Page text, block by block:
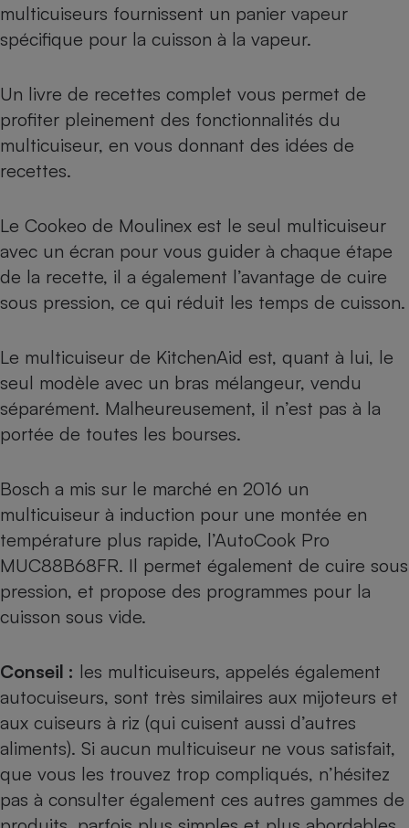
multicuiseurs fournissent un panier vapeur
spécifique pour la cuisson à la vapeur.
Un livre de recettes complet vous permet de
profiter pleinement des fonctionnalités du
multicuiseur, en vous donnant des idées de
recettes.
Le Cookeo de Moulinex est le seul multicuiseur
avec un écran pour vous guider à chaque étape
de la recette, il a également l’avantage de cuire
sous pression, ce qui réduit les temps de cuisson.
Le multicuiseur de KitchenAid est, quant à lui, le
seul modèle avec un bras mélangeur, vendu
séparément. Malheureusement, il n’est pas à la
portée de toutes les bourses.
Bosch a mis sur le marché en 2016 un
multicuiseur à induction pour une montée en
température plus rapide, l’AutoCook Pro
MUC88B68FR. Il permet également de cuire sous
pression, et propose des programmes pour la
cuisson sous vide.
Conseil : les multicuiseurs, appelés également
autocuiseurs, sont très similaires aux mijoteurs et
aux cuiseurs à riz (qui cuisent aussi d’autres
aliments). Si aucun multicuiseur ne vous satisfait,
que vous les trouvez trop compliqués, n’hésitez
pas à consulter également ces autres gammes de